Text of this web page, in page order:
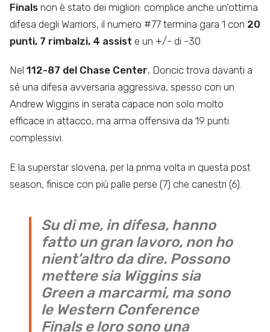
Finals non è stato dei migliori: complice anche un’ottima
difesa degli Warriors, il numero #77 termina gara 1 con 20
punti, 7 rimbalzi, 4 assist e un +/- di -30.
Nel 112-87 del Chase Center, Doncic trova davanti a
sé una difesa avversaria aggressiva, spesso con un
Andrew Wiggins in serata capace non solo molto
efficace in attacco, ma arma offensiva da 19 punti
complessivi.
E la superstar slovena, per la prima volta in questa post
season, finisce con più palle perse (7) che canestri (6).
Su di me, in difesa, hanno
fatto un gran lavoro, non ho
nient’altro da dire. Possono
mettere sia Wiggins sia
Green a marcarmi, ma sono
le Western Conference
Finals e loro sono una